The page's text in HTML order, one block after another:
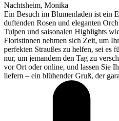
Nachtsheim, Monika
Ein Besuch im Blumenladen ist ein
duftenden Rosen und eleganten
Tulpen und saisonalen Highlights
Floristinnen nehmen sich Zeit, um
perfekten Straußes zu helfen, sei es
nur, um jemandem den Tag zu
vor Ort oder online, und lassen Sie
liefern – ein blühender Gruß, der